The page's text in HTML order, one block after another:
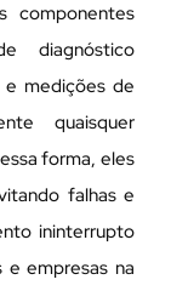
componentes
diagnóstico
medições de
quaisquer
forma, eles
falhas e
ininterrupto
e empresas na